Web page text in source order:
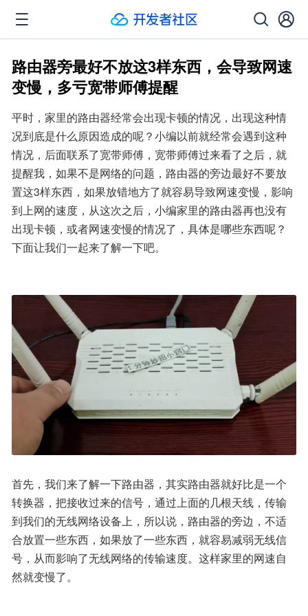
路由器旁最好不放这3样东西，会导致网速
变慢，多亏宽带师傅提醒
平时，家里的路由器经常会出现卡顿的情况，出现这种情
况到底是什么原因造成的呢？小编以前就经常会遇到这种
情况，后面联系了宽带师傅，宽带师傅过来看了之后，就
提醒我，如果不是网络的问题，路由器的旁边最好不要放
置这3样东西，如果放错地方了就容易导致网速变慢，影响
到上网的速度，从这次之后，小编家里的路由器再也没有
出现卡顿，或者网速变慢的情况了，具体是哪些东西呢？
下面让我们一起来了解一下吧。
首先，我们来了解一下路由器，其实路由器就好比是一个
转换器，把接收过来的信号，通过上面的几根天线，传输
到我们的无线网络设备上，所以说，路由器的旁边，不适
合放置一些东西，如果放了一些东西，就容易减弱无线信
号，从而影响了无线网络的传输速度。这样家里的网速自
然就变慢了。